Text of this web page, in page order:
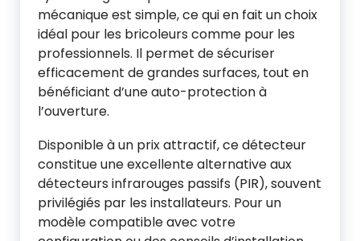
mécanique est simple, ce qui en fait un choix
idéal pour les bricoleurs comme pour les
professionnels. Il permet de sécuriser
efficacement de grandes surfaces, tout en
bénéficiant d’une auto-protection à
l’ouverture.
Disponible à un prix attractif, ce détecteur
constitue une excellente alternative aux
détecteurs infrarouges passifs (PIR), souvent
privilégiés par les installateurs. Pour un
modèle compatible avec votre